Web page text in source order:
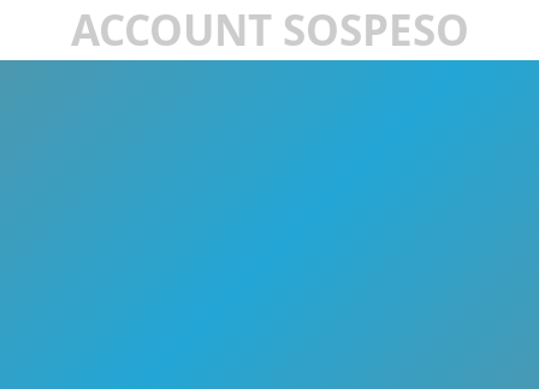
ACCOUNT SOSPESO